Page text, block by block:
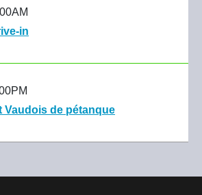
in
Vaudois de pétanque